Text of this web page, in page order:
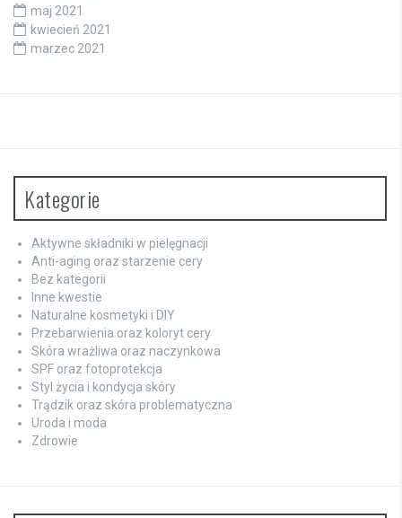
maj 2021
kwiecień 2021
marzec 2021
Kategorie
Aktywne składniki w pielęgnacji
Anti-aging oraz starzenie cery
Bez kategorii
Inne kwestie
Naturalne kosmetyki i DIY
Przebarwienia oraz koloryt cery
Skóra wrażliwa oraz naczynkowa
SPF oraz fotoprotekcja
Styl życia i kondycja skóry
Trądzik oraz skóra problematyczna
Uroda i moda
Zdrowie